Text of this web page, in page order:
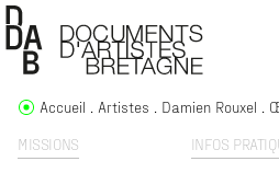
MISSIONS INFOS
Accueil Artistes Damien Rouxel